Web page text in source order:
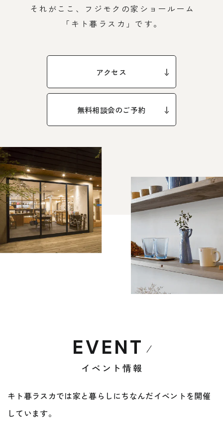
無料相談会
CONSULTATION
受付時間 9:00-18:00 火・水定休日
0545-63-0123
プライバシーポリシー
それがここ、フジモクの家ショールーム
「キト暮ラスカ」です。
アクセス
無料相談会のご予約
EVENT
イベント情報
キト暮ラスカでは家と暮らしにちなんだイベントを開催
しています。